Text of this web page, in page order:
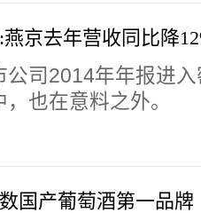
京去年营收同比降
司2014年年报进
也在意料之外。
国产葡萄酒第一品牌